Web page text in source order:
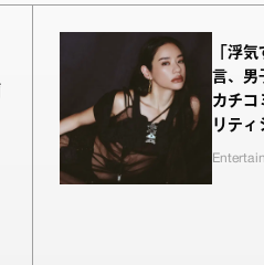
「浮
言、男
カチ
リティ
上等』